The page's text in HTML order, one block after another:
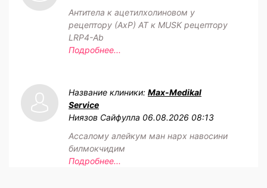
Антитела к ацетилхолиновом у
рецептору (АхР) АТ к MUSK рецептору
LRP4-Ab
Подробнее...
Название клиники: Max-Medikal
Service
Ниязов Сайфулла 06.08.2026 08:13
Ассалому алейкум ман нарх навосини
билмокчидим
Подробнее...